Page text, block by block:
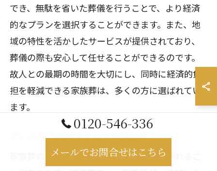
でき、無駄を省いた葬儀を行うことで、より経済
的なプランを選択することができます。また、地
域の特性を活かしたサービスが提供されており、
葬儀の際も安心して任せることができるのです。
故人との最期の時間を大切にし、同時に経済的負
担を軽減できる家族葬は、多くの方に選ばれてい
ます。
安心価格で提供される家族葬の魅力
家族葬の魅力の一つは、安心価格で提供されるこ
0120-546-336
メールでお問合せはこちら